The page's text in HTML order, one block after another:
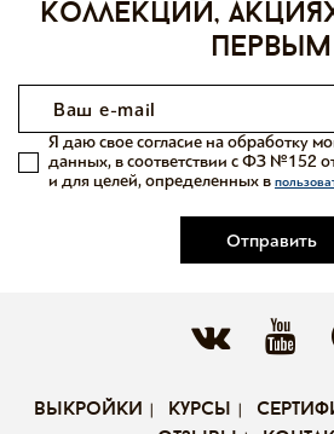
коллекций,
первым
Отправить
Я даю свое согласие на обработку
данных, в соответствии с ФЗ №152
и для целей, определенных в
выкройки курсы